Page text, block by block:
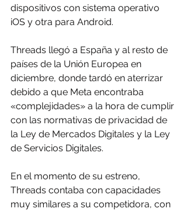
dispositivos con sistema operativo
iOS y otra para Android.
Threads llegó a España y al resto de
países de la Unión Europea en
diciembre, donde tardó en aterrizar
debido a que Meta encontraba
«complejidades» a la hora de cumplir
con las normativas de privacidad de
la Ley de Mercados Digitales y la Ley
de Servicios Digitales.
En el momento de su estreno,
Threads contaba con capacidades
muy similares a su competidora, con